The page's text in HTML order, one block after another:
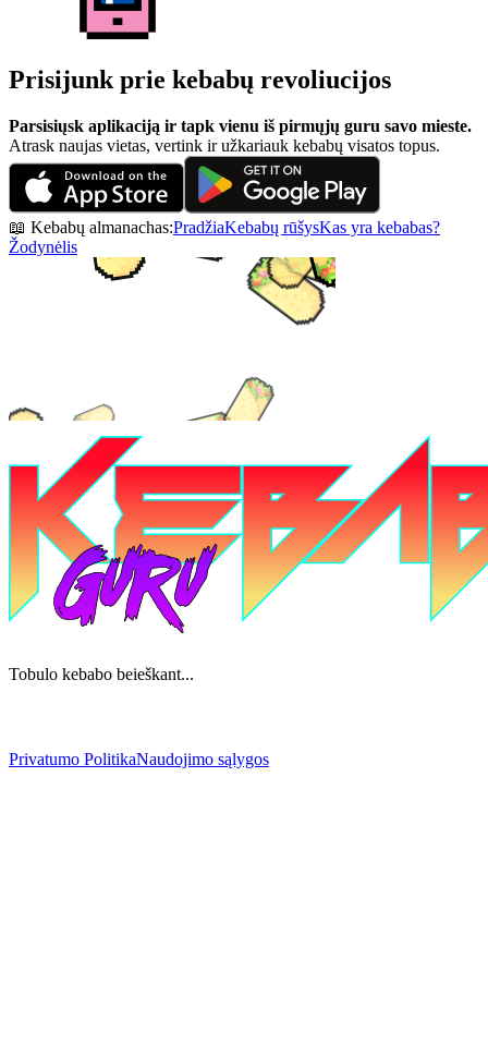
Prisijunk prie kebabų revoliucijos
Parsisiųsk aplikaciją ir tapk vienu iš pirmųjų guru savo mieste.
Atrask naujas vietas, vertink ir užkariauk kebabų visatos topus.
📖 Kebabų almanachas:PradžiaKebabų rūšysKas yra kebabas?
Žodynėlis
Tobulo kebabo beieškant...
Privatumo PolitikaNaudojimo sąlygos